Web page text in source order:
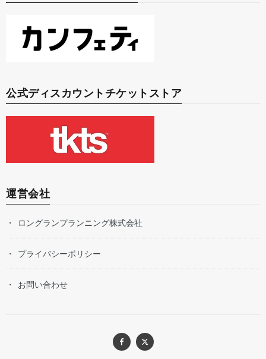
公式ディスカウントチケットストア
運営会社
ロングランプランニング株式会社
プライバシーポリシー
お問い合わせ